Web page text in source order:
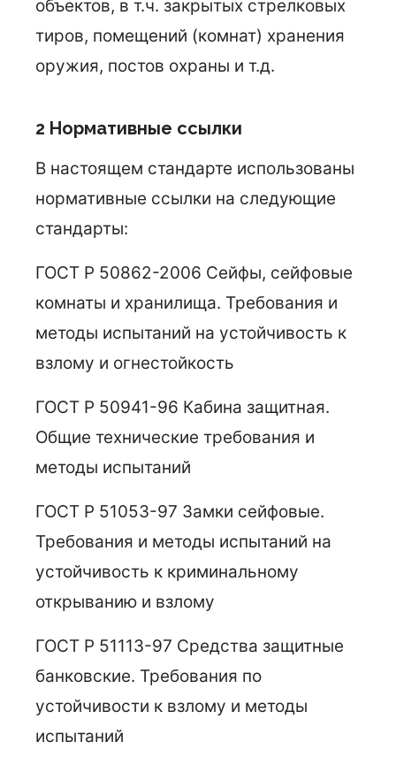
объектов, в т.ч. закрытых стрелковых
тиров, помещений (комнат) хранения
оружия, постов охраны и т.д.
2 Нормативные ссылки
В настоящем стандарте использованы
нормативные ссылки на следующие
стандарты:
ГОСТ Р 50862-2006 Сейфы, сейфовые
комнаты и хранилища. Требования и
методы испытаний на устойчивость к
взлому и огнестойкость
ГОСТ Р 50941-96 Кабина защитная.
Общие технические требования и
методы испытаний
ГОСТ Р 51053-97 Замки сейфовые.
Требования и методы испытаний на
устойчивость к криминальному
открыванию и взлому
ГОСТ Р 51113-97 Средства защитные
банковские. Требования по
устойчивости к взлому и методы
испытаний